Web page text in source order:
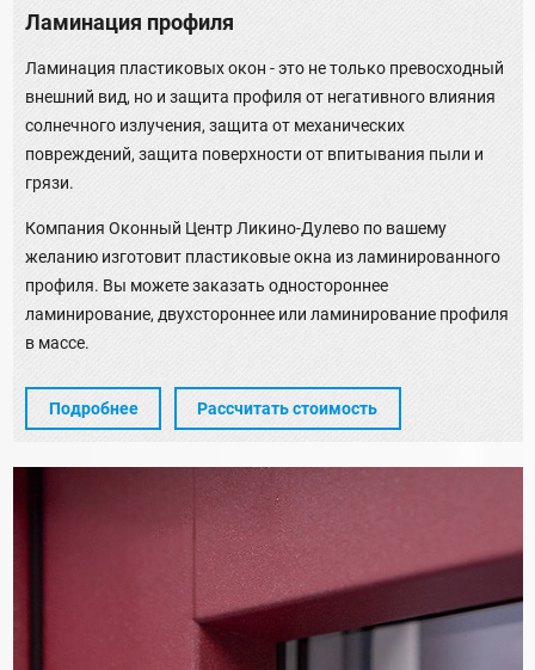
Ламинация профиля
Ламинация пластиковых окон - это не только превосходный
внешний вид, но и защита профиля от негативного влияния
солнечного излучения, защита от механических
повреждений, защита поверхности от впитывания пыли и
грязи.
Компания Оконный Центр Ликино-Дулево по вашему
желанию изготовит пластиковые окна из ламинированного
профиля. Вы можете заказать одностороннее
ламинирование, двухстороннее или ламинирование профиля
в массе.
Подробнее Рассчитать стоимость